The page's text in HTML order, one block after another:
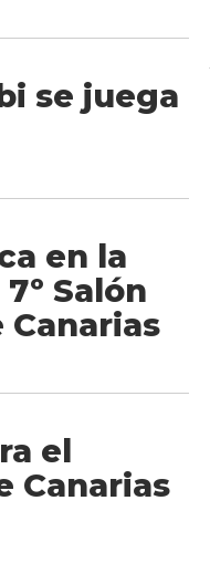
se juega
en la
Salón
el
Canarias